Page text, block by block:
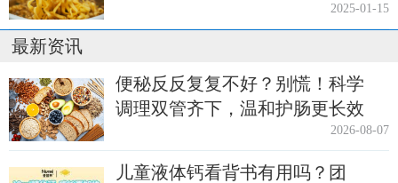
2025-01-15
最新资讯
便秘反反复复不好？别慌！科学
调理双管齐下，温和护肠更长效
2026-08-07
儿童液体钙看背书有用吗？团